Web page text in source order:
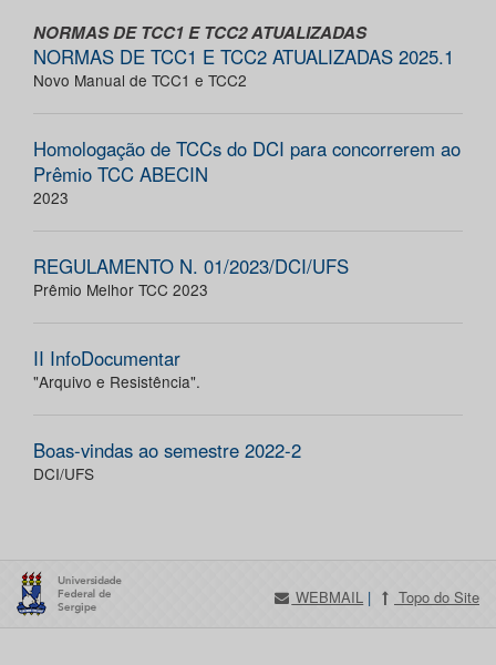
NORMAS DE TCC1 E TCC2 ATUALIZADAS
NORMAS DE TCC1 E TCC2 ATUALIZADAS 2025.1
Novo Manual de TCC1 e TCC2
Homologação de TCCs do DCI para concorrerem ao
Prêmio TCC ABECIN
2023
REGULAMENTO N. 01/2023/DCI/UFS
Prêmio Melhor TCC 2023
II InfoDocumentar
"Arquivo e Resistência".
Boas-vindas ao semestre 2022-2
DCI/UFS
WEBMAIL | Topo do Site